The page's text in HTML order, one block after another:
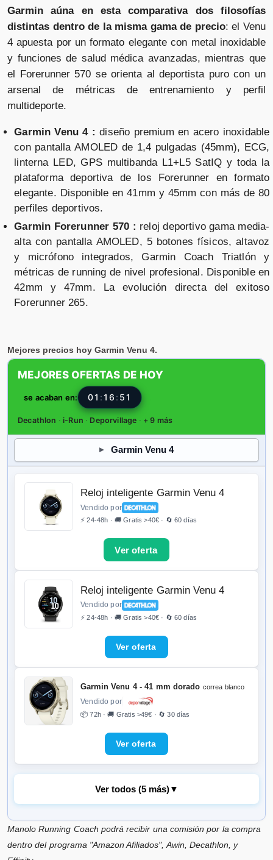
Garmin aúna en esta comparativa dos filosofías
distintas dentro de la misma gama de precio: el Venu
4 apuesta por un formato elegante con metal inoxidable
y funciones de salud médica avanzadas, mientras que
el Forerunner 570 se orienta al deportista puro con un
arsenal de métricas de entrenamiento y perfil
multideporte.
Garmin Venu 4 : diseño premium en acero inoxidable
con pantalla AMOLED de 1,4 pulgadas (45mm), ECG,
linterna LED, GPS multibanda L1+L5 SatIQ y toda la
plataforma deportiva de los Forerunner en formato
elegante. Disponible en 41mm y 45mm con más de 80
perfiles deportivos.
Garmin Forerunner 570 : reloj deportivo gama media-
alta con pantalla AMOLED, 5 botones físicos, altavoz
y micrófono integrados, Garmin Coach Triatlón y
métricas de running de nivel profesional. Disponible en
42mm y 47mm. La evolución directa del exitoso
Forerunner 265.
Mejores precios hoy Garmin Venu 4.
MEJORES OFERTAS DE HOY
se acaban en: 01 :16 : 50
Decathlon ·i-Run · Deporvillage · + 9 más
Garmin Venu 4
Reloj inteligente Garmin Venu 4
Vendido por
⚡ 24-48h · 🚚 Gratis >40€ · 🔄 60 días
Reloj inteligente Garmin Venu 4
Vendido por
⚡ 24-48h · 🚚 Gratis >40€ · 🔄 60 días
Garmin Venu 4 - 41 mm dorado correa blanco
Vendido por
📦 72h · 🚚 Gratis >49€ · 🔄 30 días
Ver todos (5 más)▼
Garmin Venu 4 - 41 mm plateado
correa
violeta
Manolo Running Coach podrá recibir una comisión por la compra
dentro del programa "Amazon Afiliados", Awin, Decathlon, y